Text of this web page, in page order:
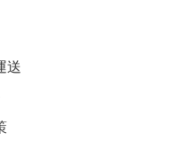
送